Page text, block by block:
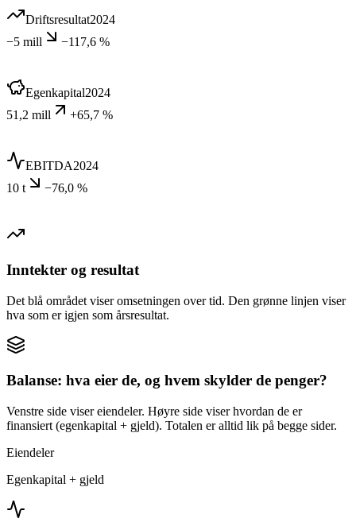
Driftsresultat2024
−5 mill
−117,6 %
Egenkapital2024
51,2 mill
+65,7 %
EBITDA2024
10 t
−76,0 %
Inntekter og resultat
Det blå området viser omsetningen over tid. Den grønne linjen viser
hva som er igjen som årsresultat.
Balanse: hva eier de, og hvem skylder de penger?
Venstre side viser eiendeler. Høyre side viser hvordan de er
finansiert (egenkapital + gjeld). Totalen er alltid lik på begge sider.
Eiendeler
Egenkapital + gjeld